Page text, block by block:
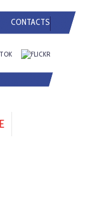
CONTACTS